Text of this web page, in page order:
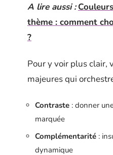
A lire aussi :
thème : comment
?
Pour y voir plus clair,
majeures qui
Contraste : donner
marquée
Complémentarité :
dynamique